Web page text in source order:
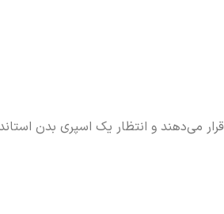
قرار می‌دهند و انتظار یک اسپری بدن